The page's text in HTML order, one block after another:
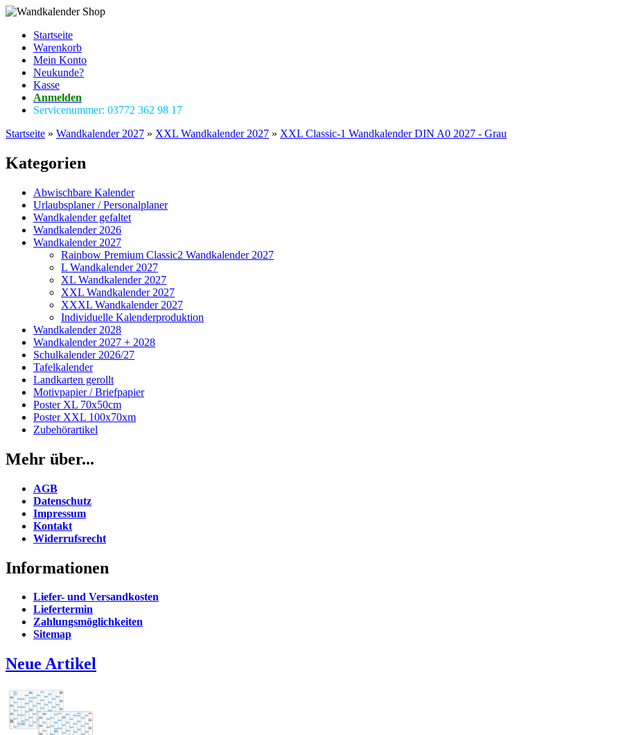
Startseite
Warenkorb
Mein Konto
Neukunde?
Kasse
Anmelden
Servicenummer: 03772 362 98 17
Startseite » Wandkalender 2027 » XXL Wandkalender 2027 » XXL Classic-1 Wandkalender DIN A0 2027 - Grau
Kategorien
Abwischbare Kalender
Urlaubsplaner / Personalplaner
Wandkalender gefaltet
Wandkalender 2026
Wandkalender 2027
Rainbow Premium Classic2 Wandkalender 2027
L Wandkalender 2027
XL Wandkalender 2027
XXL Wandkalender 2027
XXXL Wandkalender 2027
Individuelle Kalenderproduktion
Wandkalender 2028
Wandkalender 2027 + 2028
Schulkalender 2026/27
Tafelkalender
Landkarten gerollt
Motivpapier / Briefpapier
Poster XL 70x50cm
Poster XXL 100x70xm
Zubehörartikel
Mehr über...
AGB
Datenschutz
Impressum
Kontakt
Widerrufsrecht
Informationen
Liefer- und Versandkosten
Liefertermin
Zahlungsmöglichkeiten
Sitemap
Neue Artikel